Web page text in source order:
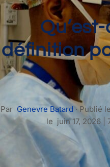
définition
Par Genevre Batard· Publié le
le juin 17, 2026